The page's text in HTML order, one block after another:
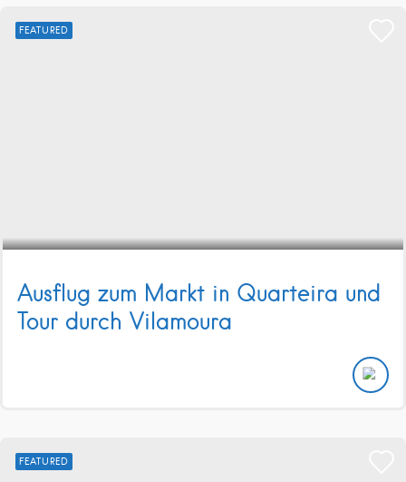
FEATURED
Ausflug zum Markt in Quarteira und
Tour durch Vilamoura
FEATURED